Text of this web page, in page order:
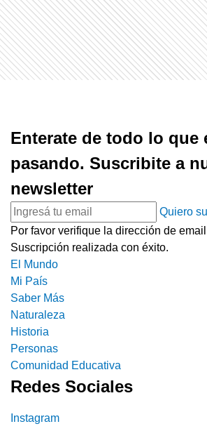
Enterate de todo lo que
pasando. Suscribite a
newsletter
Quiero
Por favor verifique la dirección de
Suscripción realizada con éxito.
El Mundo
Mi País
Saber Más
Naturaleza
Historia
Personas
Comunidad Educativa
Redes Sociales
Instagram